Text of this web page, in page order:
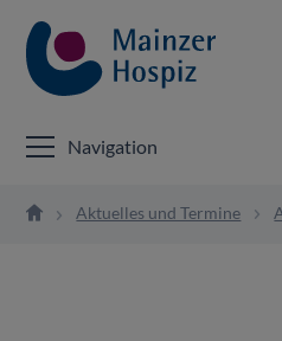
Navigation
Aktuelles und Termine